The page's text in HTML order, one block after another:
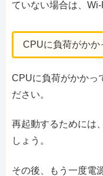
ていない場合は、
CPUに負荷がかか
CPUに負荷がかかっ
ださい。
再起動するためには
しょう。
その後、もう一度電